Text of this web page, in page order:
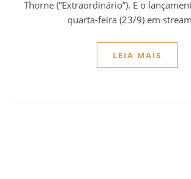
Thorne (“Extraordinário”). E o
quarta-feira (23/9) em
LEIA MAIS